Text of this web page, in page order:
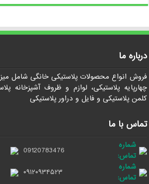
درباره ما
فروش انواع محصولات پلاستیکی خانگی شامل
چهارپایه پلاستیکی، لوازم و ظروف آشپزخانه
کلمن پلاستیکی و فایل و دراور پلاستیکی
تماس با ما
شماره
تماس:
09120783476
شماره
تماس:
۰۹۱۲۰۹۳۴۵۲۳